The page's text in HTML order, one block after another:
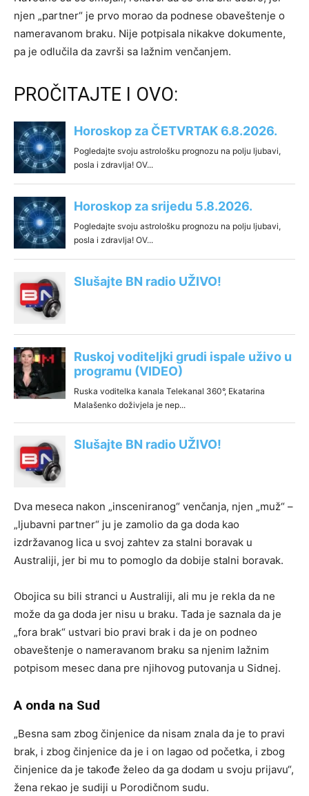
njen „partner“ je prvo morao da podnese obaveštenje o
nameravanom braku. Nije potpisala nikakve dokumente,
pa je odlučila da završi sa lažnim venčanjem.
PROČITAJTE I OVO:
Dva meseca nakon „insceniranog“ venčanja, njen „muž“ –
„ljubavni partner“ ju je zamolio da ga doda kao
izdržavanog lica u svoj zahtev za stalni boravak u
Australiji, jer bi mu to pomoglo da dobije stalni boravak.
Obojica su bili stranci u Australiji, ali mu je rekla da ne
može da ga doda jer nisu u braku. Tada je saznala da je
„fora brak“ ustvari bio pravi brak i da je on podneo
obaveštenje o nameravanom braku sa njenim lažnim
potpisom mesec dana pre njihovog putovanja u Sidnej.
A onda na Sud
„Besna sam zbog činjenice da nisam znala da je to pravi
brak, i zbog činjenice da je i on lagao od početka, i zbog
činjenice da je takođe želeo da ga dodam u svoju prijavu“,
žena rekao je sudiji u Porodičnom sudu.